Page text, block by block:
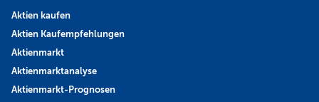
Aktien kaufen
Aktien Kaufempfehlungen
Aktienmarkt
Aktienmarktanalyse
Aktienmarkt-Prognosen